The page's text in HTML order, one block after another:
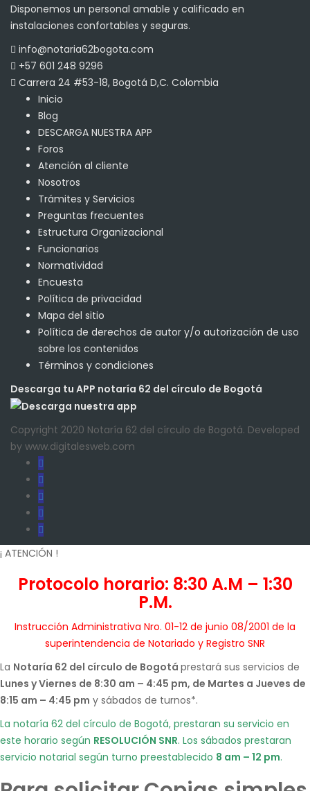
Disponemos un personal amable y calificado en
instalaciones confortables y seguras.
info@notaria62bogota.com
+57 601 248 9296
Carrera 24 #53-18, Bogotá D,C. Colombia
Inicio
Blog
DESCARGA NUESTRA APP
Foros
Atención al cliente
Nosotros
Trámites y Servicios
Preguntas frecuentes
Estructura Organizacional
Funcionarios
Normatividad
Encuesta
Política de privacidad
Mapa del sitio
Política de derechos de autor y/o autorización de uso
sobre los contenidos
Términos y condiciones
Descarga tu APP notaría 62 del círculo de Bogotá
Copyright 2020 Notaría 62 del círculo de Bogotá. Developed
by www.digitalesweb.com
¡ ATENCIÓN !
Protocolo horario: 8:30 A.M – 1:30
P.M.
Instrucción Administrativa Nro. 01-12 de junio 08/2001 de la
superintendencia de Notariado y Registro SNR
La Notaría 62 del círculo de Bogotá prestará sus servicios de
Lunes y Viernes de 8:30 am – 4:45 pm, de Martes a Jueves de
8:15 am – 4:45 pm y sábados de turnos*.
La notaría 62 del círculo de Bogotá, prestaran su servicio en
este horario según RESOLUCIÓN SNR. Los sábados prestaran
servicio notarial según turno preestablecido 8 am – 12 pm.